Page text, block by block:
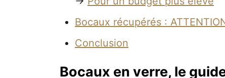
Bocaux récupérés :
Conclusion
Bocaux en verre, le